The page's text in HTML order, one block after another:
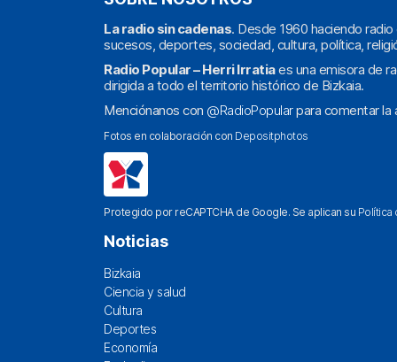
La radio sin cadenas. Desde 1960 haciendo
sucesos, deportes, sociedad, cultura, política,
Radio Popular – Herri Irratiaes una emisora de
dirigida a todo el territorio histórico de Bizkaia.
Menciónanos con @RadioPopularpara comentar la
Fotos en colaboración con Depositphotos
Protegido por reCAPTCHA de Google. Se aplican su Política
Noticias
Bizkaia
Ciencia y salud
Cultura
Deportes
Economía